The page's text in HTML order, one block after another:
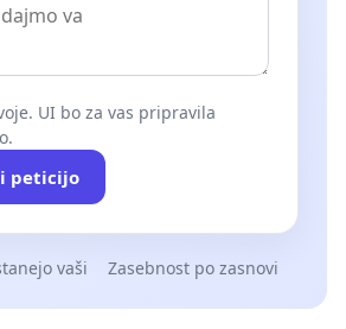
UI bo za vas pripravila
peticijo
vaši Zasebnost po zasnovi